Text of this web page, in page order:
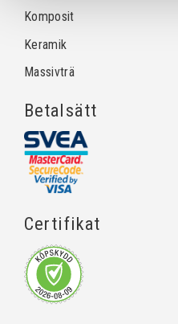
Komposit
Keramik
Massivträ
Betalsätt
Certifikat